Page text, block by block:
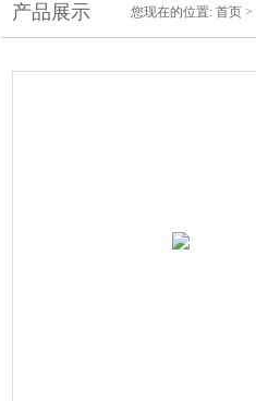
产品展示 您现在的位置: 首页 >